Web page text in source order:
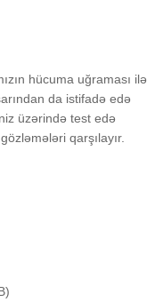
hücuma uğraması ilə
da istifadə edə
üzərində test edə
qarşılayır.